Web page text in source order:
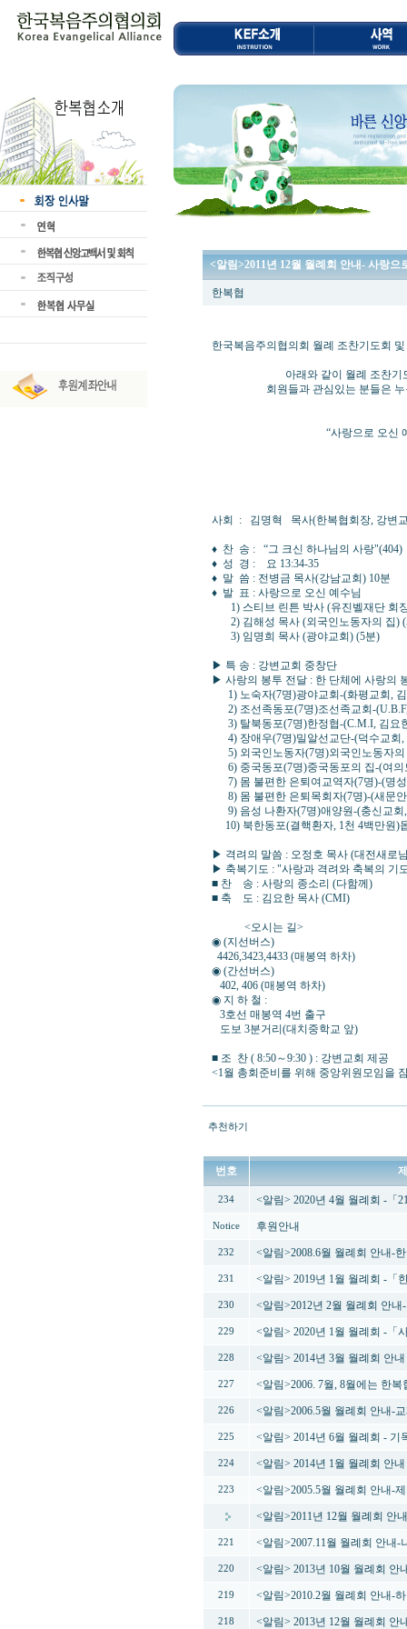
<알림>2011년 12월 월례회 안내- 사랑으
한복협
한국복음주의협의회 월례 조찬기도회
아래와 같이 월례 조찬기도회
회원들과 관심있는 분들은 누구
“사랑으로 오신 예수
사회 : 김명혁 목사(한복협회장, 강
♦ 찬 송 : “그 크신 하나님의 사랑
♦ 성 경 : 요 13:34-35
♦ 말 씀 : 전병금 목사(강남교회) 10분
♦ 발 표 : 사랑으로 오신 예수님
1) 스티브 린튼 박사 (유진벨재단 회
2) 김해성 목사 (외국인노동자의 집)
3) 임명희 목사 (광야교
▶ 특 송 : 강변교회 중창단
▶ 사랑의 봉투 전달 : 한 단체에 사랑의
1) 노숙자(7명)광야교회-(화평교회,
2) 조선족동포(7명)조선족교회-
3) 탈북동포(7명)한정협-(C.M.I, 김요
4) 장애우(7명)밀알선교단-(덕수교회,
5) 외국인노동자(7명)외국인노동자의
6) 중국동포(7명)중국동포의 집-(여의
7) 몸 불편한 은퇴여교역자(7명)-(명
8) 몸 불편한 은퇴목회자(7명)-(새문
9) 음성 나환자(7명)애양원-(충신교회
10) 북한동포(결핵환자, 1천 4백만원)
▶ 격려의 말씀 : 오정호 목사 (대전새로
▶ 축복기도 : "사랑과 격려와 축복의 기
■ 찬 송 : 사랑의 종소리 (다함께)
■ 축 도 : 김요한 목사 (CMI)
<오시는 길>
◉ (지선버스)
4426,3423,4433 (매봉역 하차)
◉ (간선버스)
402, 406 (매봉역 하차)
◉ 지 하 철 :
3호선 매봉역 4번 출구
도보 3분거리(대치중학교 앞)
■ 조 찬 ( 8:50～9:30 ) : 강변교회 제공
<1월 총회준비를 위해 중앙위원모임을
추천하기
번호
234 <알림> 2020년 4월 월례회 -「
Notice 후원안내
232 <알림>2008.6월 월례회 안내-
231 <알림> 2019년 1월 월례회 -「
230 <알림>2012년 2월 월례회 안
229 <알림> 2020년 1월 월례회 -「
228 <알림> 2014년 3월 월례회 안
227 <알림>2006. 7월, 8월에는 한
226 <알림>2006.5월 월례회 안내-
225 <알림> 2014년 6월 월례회 - 기
224 <알림> 2014년 1월 월례회 안
223 <알림>2005.5월 월례회 안내-
<알림>2011년 12월 월례회 안
221 <알림>2007.11월 월례회 안내-
220 <알림> 2013년 10월 월례회
219 <알림>2010.2월 월례회 안내-
218 <알림> 2013년 12월 월례회